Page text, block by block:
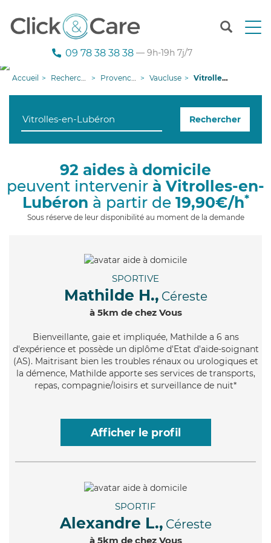
T
n
g
i
09 78 38 38 38 — 9h-19h 7j/7
Accueil Recherche aide à domicile Provence-Alpes-Côte d'Azur Vaucluse Vitrolles-en-Lubéron
Rechercher
92 aides à domicile
peuvent intervenir à Vitrolles-en-
Lubéron à partir de 19,90€/h*
Sous réserve de leur disponibilité au moment de la demande
SPORTIVE
Mathilde H., Céreste
à 5km de chez Vous
Bienveillante, gaie et impliquée, Mathilde a 6 ans
d'expérience et possède un diplôme d'Etat d'aide-soignant
(AS). Maitrisant bien les troubles rénaux ou urologiques et
la démence, Mathilde apporte ses services de transports,
repas, compagnie/loisirs et surveillance de nuit*
Afficher le profil
SPORTIF
Alexandre L., Céreste
à 5km de chez Vous